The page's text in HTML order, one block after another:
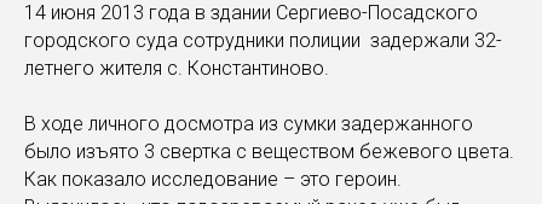
14 июня 2013 года в здании Сергиево-Посадского
городского суда сотрудники полиции задержали 32-
летнего жителя с. Константиново.
В ходе личного досмотра из сумки задержанного
было изъято 3 свертка с веществом бежевого цвета.
Как показало исследование – это героин.